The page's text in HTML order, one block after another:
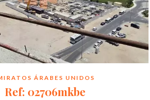
ÁRABES UNIDOS
Ref: 02706mkbe